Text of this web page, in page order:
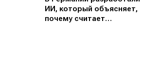
ИИ, который объясняет,
почему считает